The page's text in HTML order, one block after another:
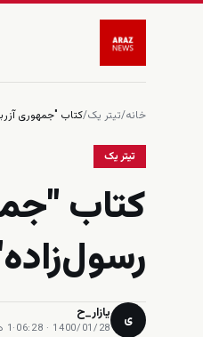
خانه/تیتر یک/کتاب "جمهوری
تیتر یک
کتاب
ی یازار_ح
1400/01/28 · 06:28
·1 دقیقه مطالعه